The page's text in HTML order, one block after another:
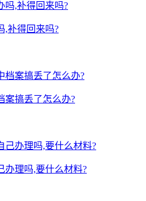
,补得回来吗?
案搞丢了怎么办?
办理吗,要什么材料?